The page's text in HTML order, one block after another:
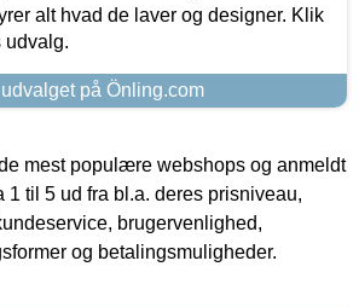
alt hvad de laver og designer. Klik
udvalg.
på Önling.com
mest populære webshops og anmeldt
1 til 5 ud fra bl.a. deres prisniveau,
brugervenlighed,
og betalingsmuligheder.